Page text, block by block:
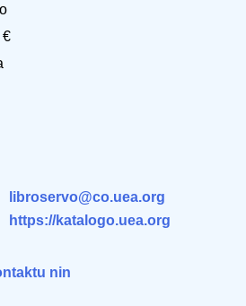
€
libroservo@co.uea.org
https://katalogo.uea.org
nin